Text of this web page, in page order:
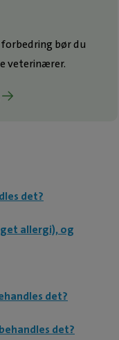
bør du
veterinærer.
det?
allergi), og
det?
det?